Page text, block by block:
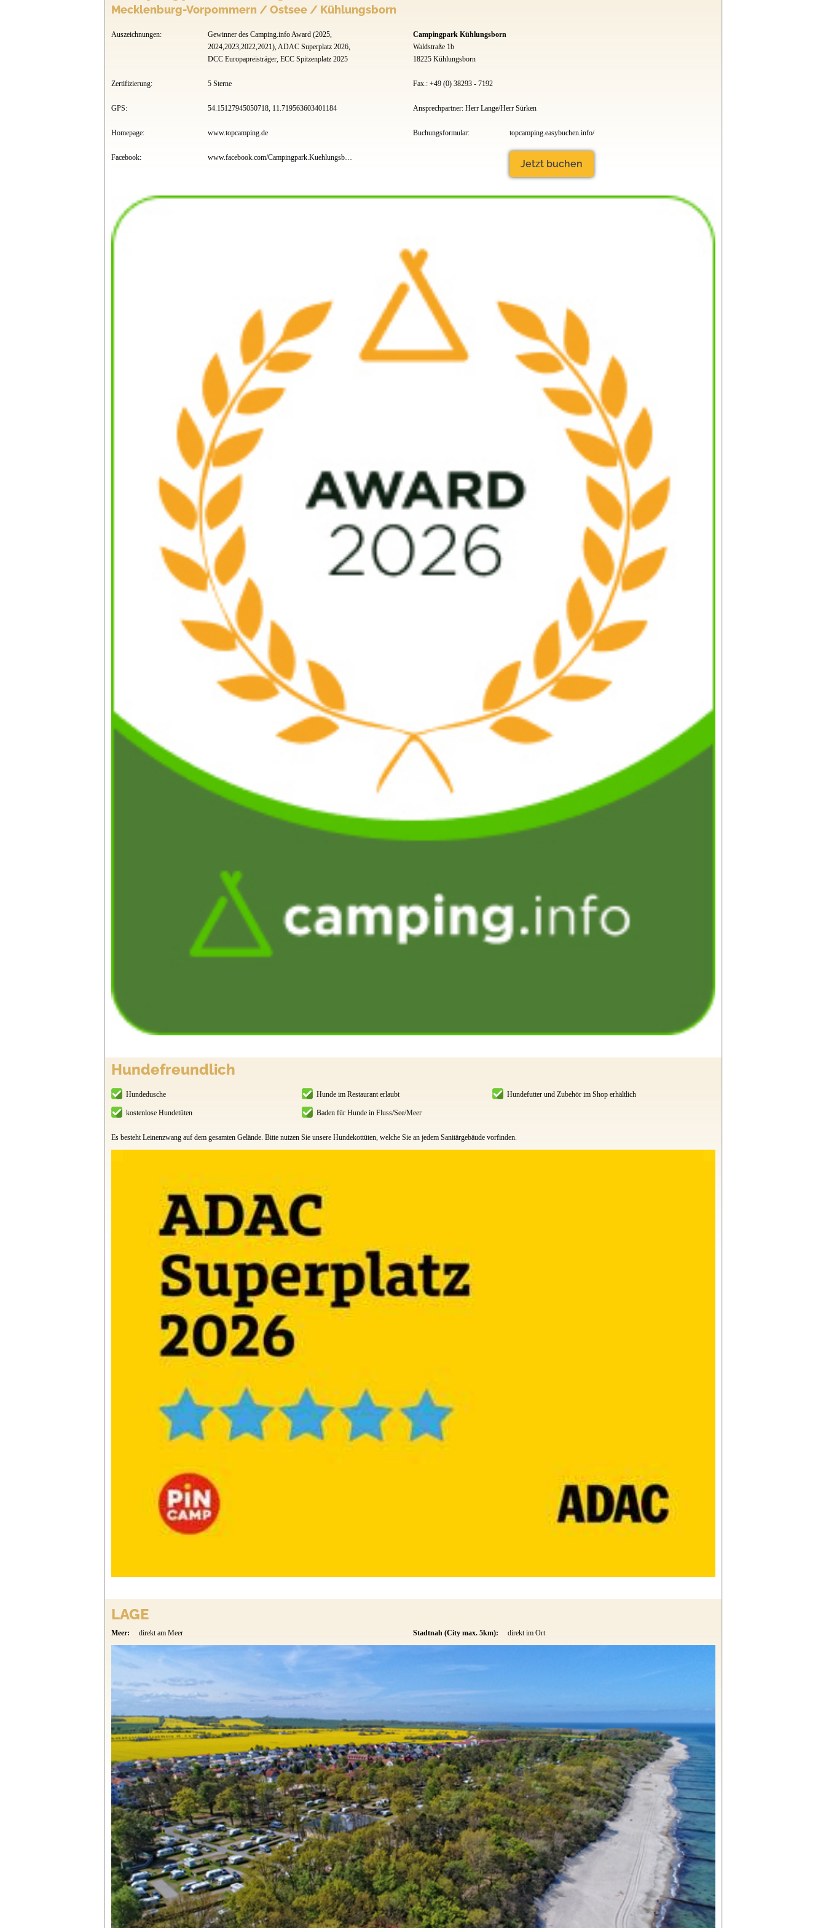
Mecklenburg-Vorpommern / Ostsee / Kühlungsborn
Auszeichnungen:
Gewinner des Camping.info Award (2025,
2024,2023,2022,2021), ADAC Superplatz 2026,
DCC Europapreisträger, ECC Spitzenplatz 2025
Zertifizierung: 5 Sterne
GPS: 54.15127945050718, 11.719563603401184
Homepage: www.topcamping.de
Facebook: www.facebook.com/Campingpark.Kuehlungsborn
Campingpark Kühlungsborn
Waldstraße 1b
18225 Kühlungsborn
Fax.: +49 (0) 38293 - 7192
Ansprechpartner: Herr Lange/Herr Sürken
Buchungsformular: topcamping.easybuchen.info/
Jetzt buchen
Hundefreundlich
Hundedusche Hunde im Restaurant erlaubt Hundefutter und Zubehör im Shop erhältlich
kostenlose Hundetüten Baden für Hunde in Fluss/See/Meer
Es besteht Leinenzwang auf dem gesamten Gelände. Bitte nutzen Sie unsere Hundekottüten, welche Sie an jedem Sanitärgebäude vorfinden.
LAGE
Meer: direkt am Meer Stadtnah (City max. 5km): direkt im Ort